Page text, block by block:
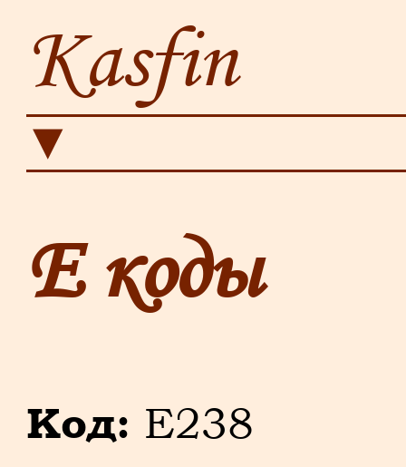
Kasfin
▼
Е коды
Код: E238